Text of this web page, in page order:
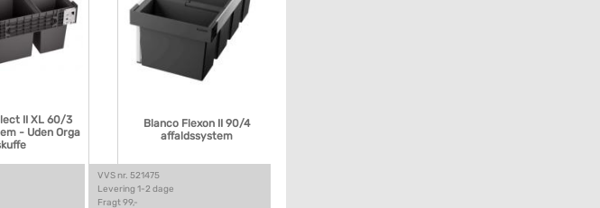
II XL 60/3
- Uden Orga
Blanco Flexon II 90/4
affaldssystem
VVS nr. 521475
Levering 1-2 dage
Fragt 99,-